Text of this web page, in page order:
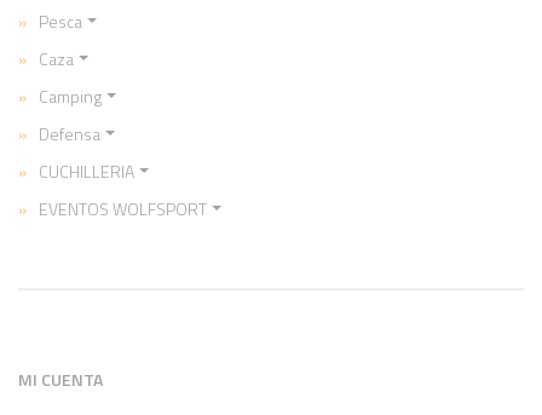
Pesca
Caza
Camping
Defensa
CUCHILLERIA
EVENTOS WOLFSPORT
MI CUENTA